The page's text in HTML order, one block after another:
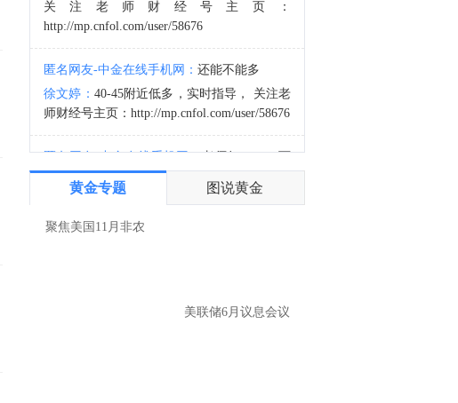
关注老师财经号主页：
http://mp.cnfol.com/user/58676
匿名网友-中金在线手机网： 还能不能多
徐文婷： 40-45附近低多，实时指导， 关注老
师财经号主页：http://mp.cnfol.com/user/58676
匿名网友-中金在线手机网：老师好，4345可
以多吗？
让大家第一时间获取最新策略和实时指
匿名网友-中金在线手机网：
黄金多，看到什
黄金专题 图说黄金
聚焦美国11月非农
美联储6月议息会议